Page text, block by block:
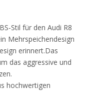
Stil für den Audi R8
Mehrspeichendesign
erinnert.Das
das aggressive und
hochwertigen